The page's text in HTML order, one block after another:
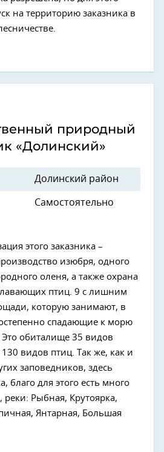
на территорию заказника в
природный
«Долинский»
Долинский район
Самостоятельно
этого заказника –
изюбря, одного
оленя, а также охрана
птиц. 9 с лишним
которую занимают, в
спадающие к морю
обиталище 35 видов
видов птиц. Так же, как и
заповедников, здесь
благо для этого есть много
реки: Рыбная, Крутоярка,
Янтарная, Большая